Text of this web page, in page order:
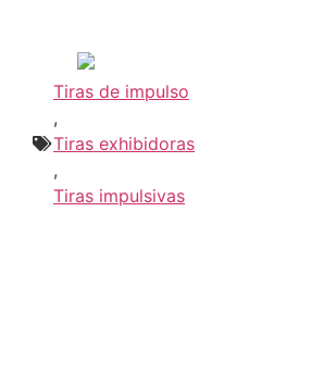
Tiras de impulso
,
Tiras exhibidoras
,
Tiras impulsivas